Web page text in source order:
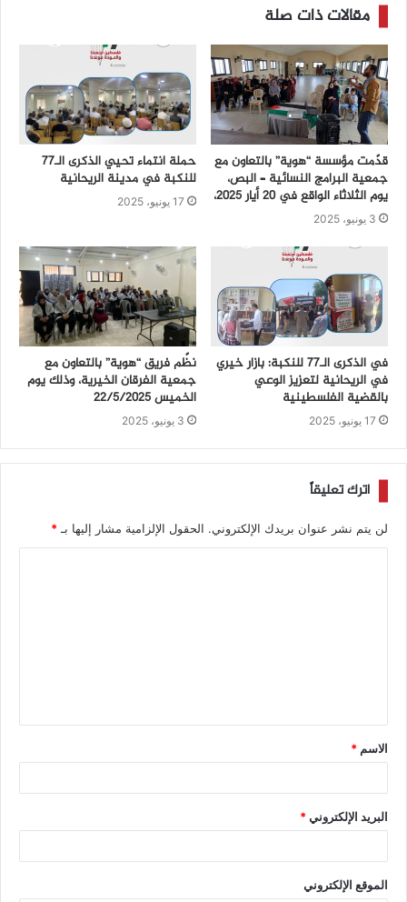
مقالات ذات صلة
قدّمت مؤسسة “هوية” بالتعاون مع
جمعية البرامج النسائية – البص،
يوم الثلاثاء الواقع في 20 أيار 2025،
3 يونيو، 2025
حملة انتماء تحيي الذكرى الـ77
للنكبة في مدينة الريحانية
17 يونيو، 2025
في الذكرى الـ77 للنكبة: بازار خيري
في الريحانية لتعزيز الوعي
بالقضية الفلسطينية
17 يونيو، 2025
نظّم فريق “هوية” بالتعاون مع
جمعية الفرقان الخيرية، وذلك يوم
الخميس 22/5/2025
3 يونيو، 2025
اترك تعليقاً
لن يتم نشر عنوان بريدك الإلكتروني. الحقول الإلزامية مشار إليها بـ *
الاسم *
البريد الإلكتروني*
الموقع الإلكتروني